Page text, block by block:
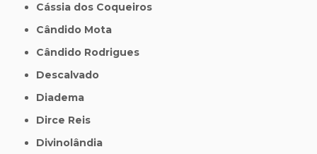
Cássia dos Coqueiros
Cândido Mota
Cândido Rodrigues
Descalvado
Diadema
Dirce Reis
Divinolândia